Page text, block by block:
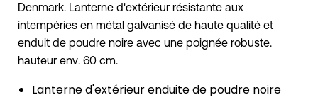
Denmark. Lanterne d'extérieur résistante aux
intempéries en métal galvanisé de haute qualité et
enduit de poudre noire avec une poignée robuste.
hauteur env. 60 cm.
Lanterne d'extérieur enduite de poudre noire